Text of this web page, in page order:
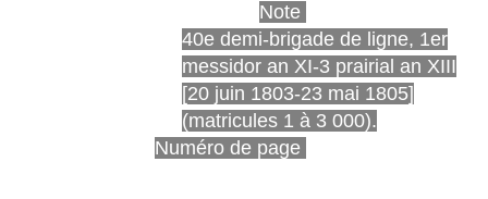
Note
40e demi-brigade de ligne, 1er
messidor an XI-3 prairial an XIII
[20 juin 1803-23 mai 1805]
(matricules 1 à 3 000).
Numéro de page